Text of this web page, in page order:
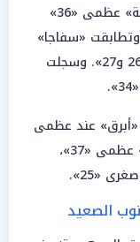
وفي مدن البحر الأحمر الحارة سجلت «الغردقة» عظمى «36»
و«رأس غارب» عظمى «37»، وتطابقت «سفاجا»
و«مرسى علم» عند عظمى «39» وصغرى «26 و27». وسجلت
«أبرق» عند عظمى
«36» وصغرى «25»، وبلغت في «جبل علبة» عظمى «37»،
الصعيد